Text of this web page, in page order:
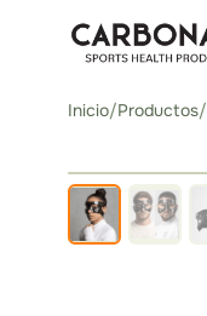
Inicio/Productos/
‹